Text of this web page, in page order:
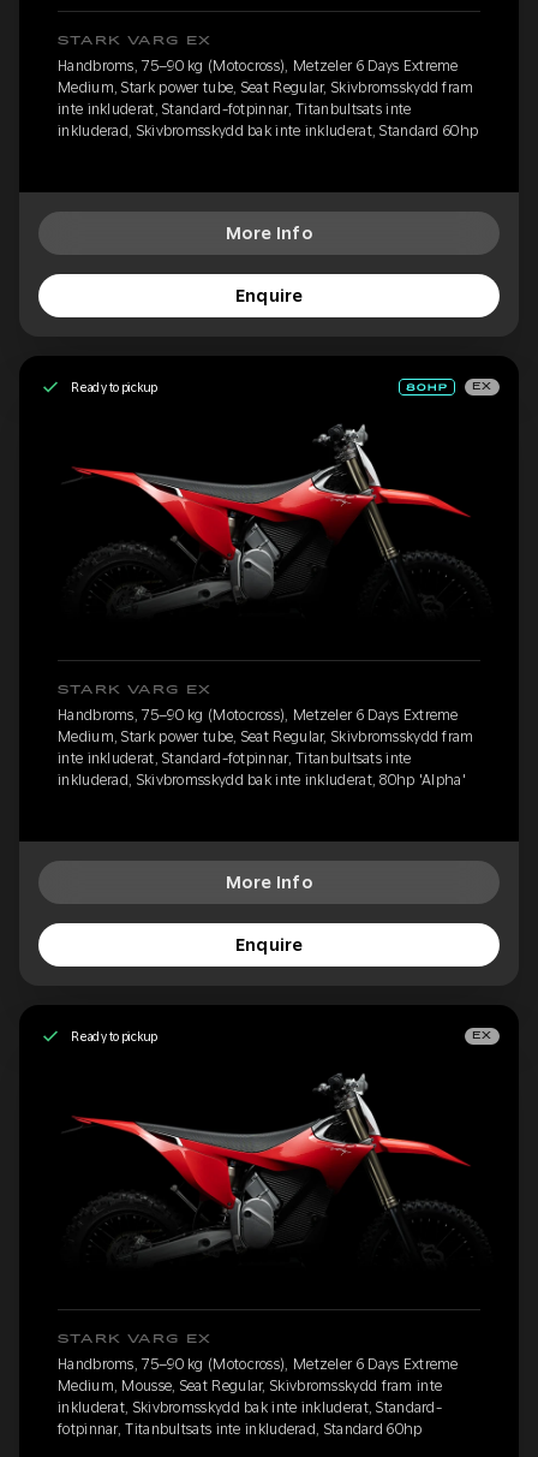
STARK VARG EX
Handbroms, 75–90 kg (Motocross), Metzeler 6 Days Extreme
Medium, Stark power tube, Seat Regular, Skivbromsskydd fram
inte inkluderat, Standard-fotpinnar, Titanbultsats inte
inkluderad, Skivbromsskydd bak inte inkluderat, Standard 60hp
More Info
Enquire
Ready to pickup EX
STARK VARG EX
Handbroms, 75–90 kg (Motocross), Metzeler 6 Days Extreme
Medium, Stark power tube, Seat Regular, Skivbromsskydd fram
inte inkluderat, Standard-fotpinnar, Titanbultsats inte
inkluderad, Skivbromsskydd bak inte inkluderat, 80hp 'Alpha'
More Info
Enquire
Ready to pickup EX
STARK VARG EX
Handbroms, 75–90 kg (Motocross), Metzeler 6 Days Extreme
Medium, Mousse, Seat Regular, Skivbromsskydd fram inte
inkluderat, Skivbromsskydd bak inte inkluderat, Standard-
fotpinnar, Titanbultsats inte inkluderad, Standard 60hp